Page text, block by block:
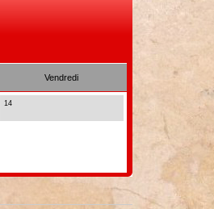
Vendredi
14